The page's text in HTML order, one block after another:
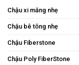
Chậu xi măng nhẹ
Chậu bê tông nhẹ
Chậu Fiberstone
Chậu Poly FiberStone